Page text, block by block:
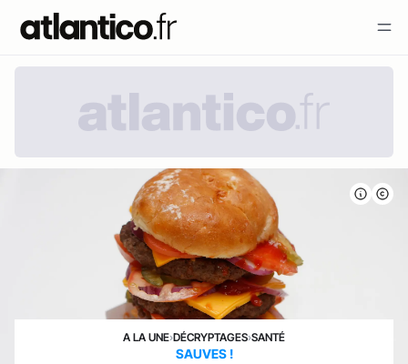
A LA UNE›DÉCRYPTAGES›SANTÉ
SAUVES !